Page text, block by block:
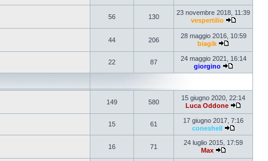
56 130
23 novembre 2018, 11:39
vespertilio
44 206
28 maggio 2016, 10:59
biagik
22 87
24 maggio 2021, 16:14
giorgino
149 580
15 giugno 2020, 22:14
Luca Oddone
15 61
17 giugno 2017, 7:16
coneshell
16 71
24 luglio 2015, 17:59
Max